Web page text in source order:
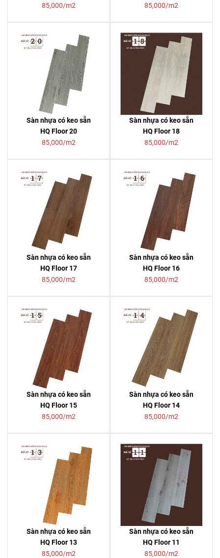
85,000/m2 85,000/m2
Sàn nhựa có keo sẵn
HQ Floor 20
85,000/m2
Sàn nhựa có keo sẵn
HQ Floor 18
85,000/m2
Sàn nhựa có keo sẵn
HQ Floor 17
85,000/m2
Sàn nhựa có keo sẵn
HQ Floor 16
85,000/m2
Sàn nhựa có keo sẵn
HQ Floor 15
85,000/m2
Sàn nhựa có keo sẵn
HQ Floor 14
85,000/m2
Sàn nhựa có keo sẵn
HQ Floor 13
85,000/m2
Sàn nhựa có keo sẵn
HQ Floor 11
85,000/m2